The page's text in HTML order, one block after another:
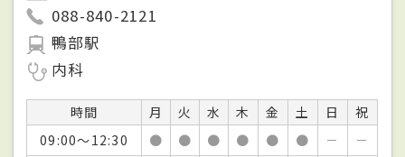
088-840-2121
鴨部駅
内科
時間 月 火 水 木 金 土 日
祝
09:00～12:30
● ● ● ● ● ● －
－